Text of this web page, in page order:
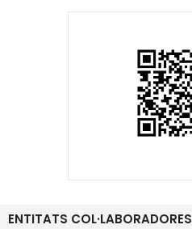
ENTITATS COL·LABORADORES